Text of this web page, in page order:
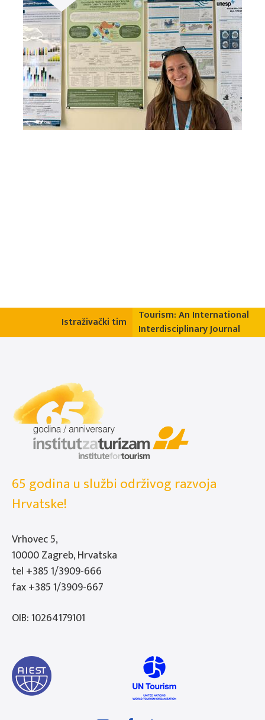
Istraživački tim
Tourism: An International
Interdisciplinary Journal
65 godina u službi održivog razvoja
Hrvatske!
Vrhovec 5,
10000 Zagreb, Hrvatska
tel +385 1/3909-666
fax +385 1/3909-667
OIB: 10264179101